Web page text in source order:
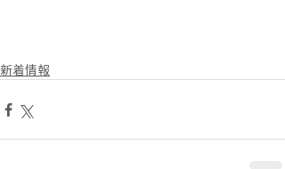
新着情報